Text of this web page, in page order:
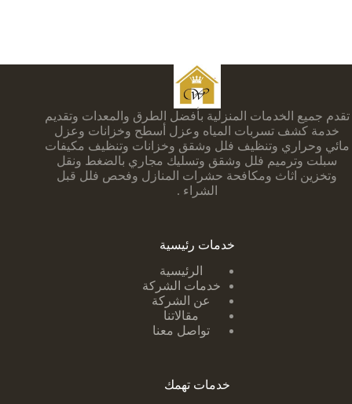
تقدم جميع الخدمات المنزلية بأفضل الطرق والمعدات وتقديم
خدمة كشف تسربات المياه وعزل أسطح وخزانات وعزل
مائي وحراري وتنظيف فلل وشقق وخزانات وتنظيف مكيفات
سبلت وترميم فلل وشقق وتسليك مجاري بالضغط ونقل
وتخزين اثاث ومكافحة حشرات المنازل وفحص فلل قبل
الشراء .
خدمات رئيسية
الرئيسية
خدمات الشركة
عن الشركة
مقالاتنا
تواصل معنا
خدمات تهمك